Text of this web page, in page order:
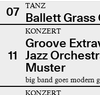
07
TANZ
Ballett Grass
11
KONZERT
Groove
Jazz
Muster
big band goes modern
KONZERT